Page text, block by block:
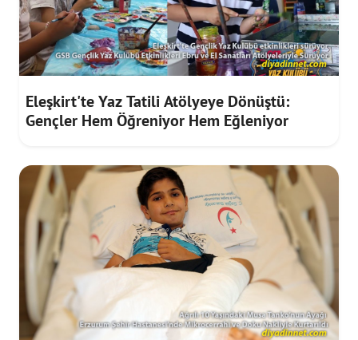
Eleşkirt'te Yaz Tatili Atölyeye Dönüştü:
Gençler Hem Öğreniyor Hem Eğleniyor